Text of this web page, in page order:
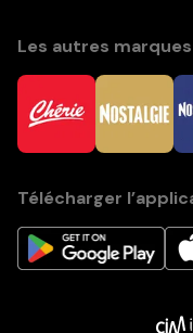
Les autres
Télécharger